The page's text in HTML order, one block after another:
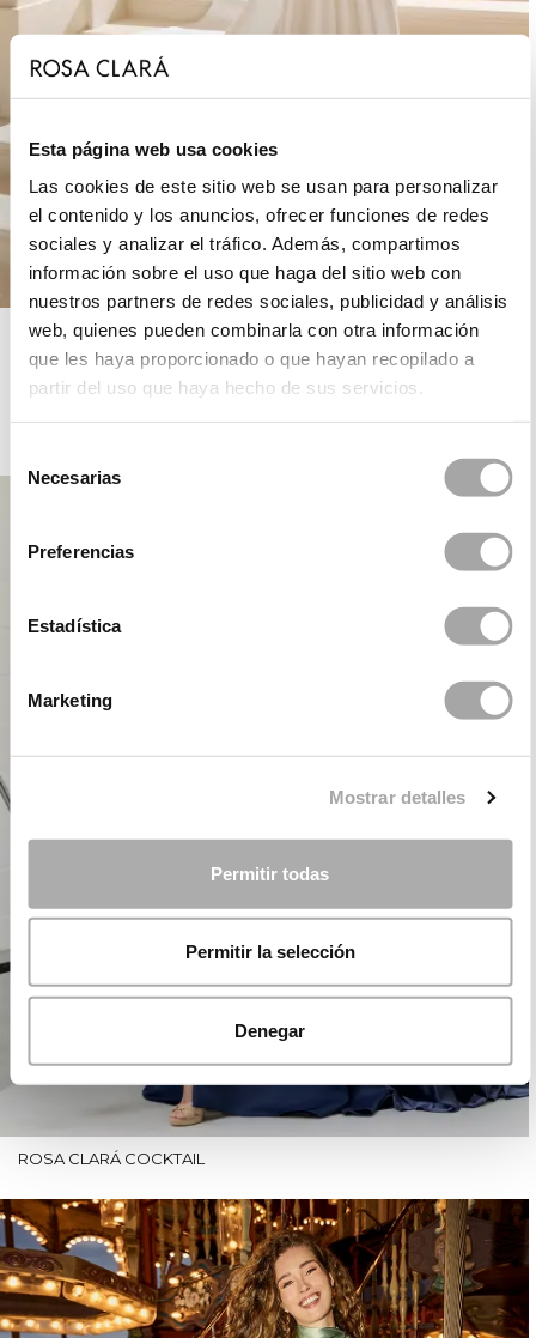
Esta página web usa cookies
Las cookies de este sitio web se usan para personalizar
el contenido y los anuncios, ofrecer funciones de redes
sociales y analizar el tráfico. Además, compartimos
información sobre el uso que haga del sitio web con
nuestros partners de redes sociales, publicidad y análisis
web, quienes pueden combinarla con otra información
que les haya proporcionado o que hayan recopilado a
partir del uso que haya hecho de sus servicios.
de Necesarias
Preferencias
Estadística
Marketing
Mostrar detalles
Permitir todas
Permitir la selección
Denegar
ROSA CLARÁ DREAMS
ROSA CLARÁ COCKTAIL